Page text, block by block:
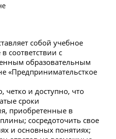
собой учебное
соответствии с
образовательным
«Предпринимательсткое
четко и доступно, что
сроки
приобретенные в
сосредоточить свое
и основных понятиях;